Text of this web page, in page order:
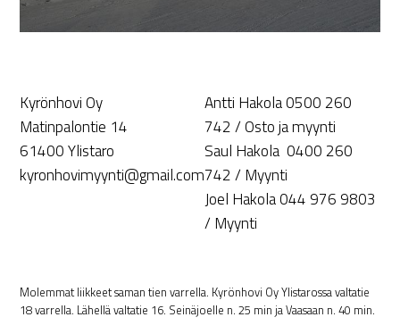
Kyrönhovi Oy
Matinpalontie 14
61400 Ylistaro
kyronhovimyynti@gmail.com
Antti Hakola 0500 260
742 / Osto ja myynti
Saul Hakola 0400 260
742 / Myynti
Joel Hakola 044 976 9803
/ Myynti
Molemmat liikkeet saman tien varrella. Kyrönhovi Oy Ylistarossa valtatie
18 varrella. Lähellä valtatie 16. Seinäjoelle n. 25 min ja Vaasaan n. 40 min.